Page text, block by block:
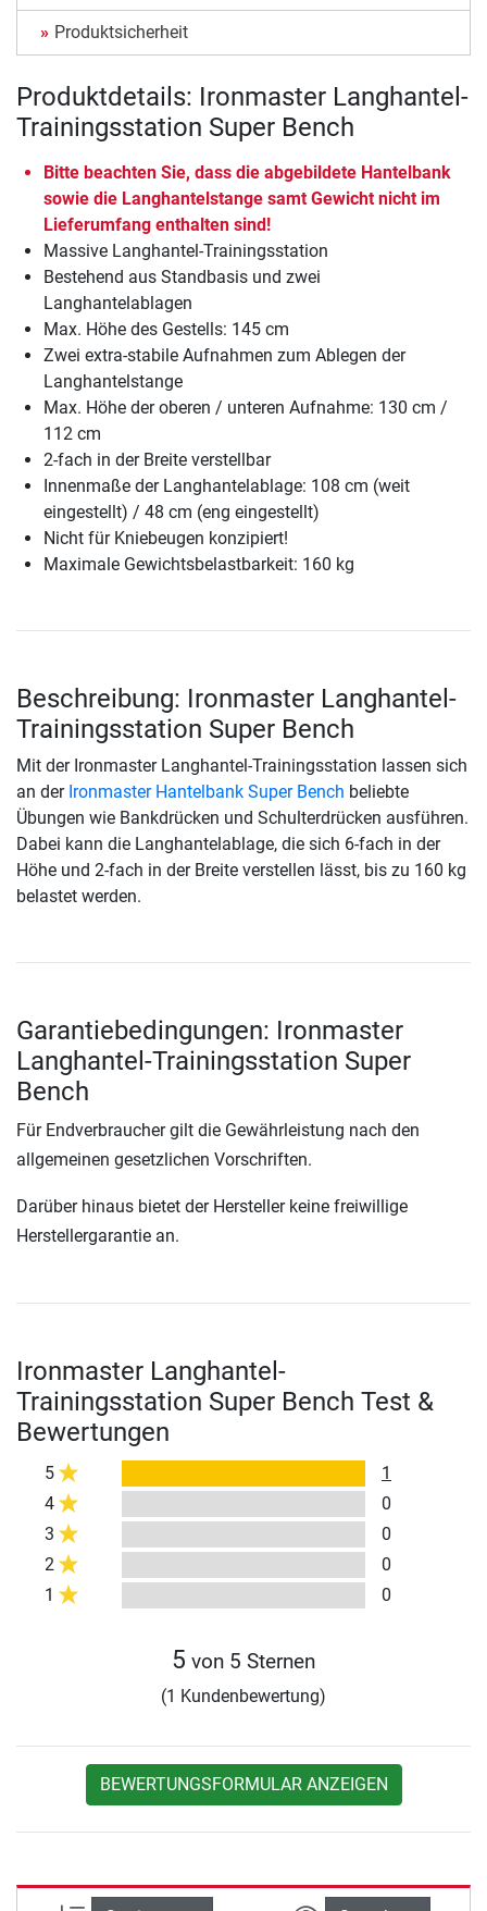
Produktsicherheit
Produktdetails: Ironmaster Langhantel-
Trainingsstation Super Bench
Bitte beachten Sie, dass die abgebildete Hantelbank
sowie die Langhantelstange samt Gewicht nicht im
Lieferumfang enthalten sind!
Massive Langhantel-Trainingsstation
Bestehend aus Standbasis und zwei
Langhantelablagen
Max. Höhe des Gestells: 145 cm
Zwei extra-stabile Aufnahmen zum Ablegen der
Langhantelstange
Max. Höhe der oberen / unteren Aufnahme: 130 cm /
112 cm
2-fach in der Breite verstellbar
Innenmaße der Langhantelablage: 108 cm (weit
eingestellt) / 48 cm (eng eingestellt)
Nicht für Kniebeugen konzipiert!
Maximale Gewichtsbelastbarkeit: 160 kg
Beschreibung: Ironmaster Langhantel-
Trainingsstation Super Bench
Mit der Ironmaster Langhantel-Trainingsstation lassen sich
an der Ironmaster Hantelbank Super Bench beliebte
Übungen wie Bankdrücken und Schulterdrücken ausführen.
Dabei kann die Langhantelablage, die sich 6-fach in der
Höhe und 2-fach in der Breite verstellen lässt, bis zu 160 kg
belastet werden.
Garantiebedingungen: Ironmaster
Langhantel-Trainingsstation Super
Bench
Für Endverbraucher gilt die Gewährleistung nach den
allgemeinen gesetzlichen Vorschriften.
Darüber hinaus bietet der Hersteller keine freiwillige
Herstellergarantie an.
Ironmaster Langhantel-
Trainingsstation Super Bench Test &
Bewertungen
5
1
4
0
3
0
2
0
1
0
5 von 5 Sternen
(1 Kundenbewertung)
BEWERTUNGSFORMULAR ANZEIGEN